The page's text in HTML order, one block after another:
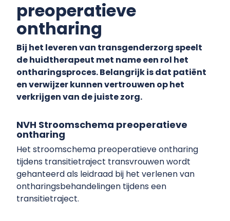
preoperatieve
ontharing
Bij het leveren van transgenderzorg speelt
de huidtherapeut met name een rol het
ontharingsproces. Belangrijk is dat patiënt
en verwijzer kunnen vertrouwen op het
verkrijgen van de juiste zorg.
NVH Stroomschema preoperatieve
ontharing
Het stroomschema preoperatieve ontharing
tijdens transitietraject transvrouwen wordt
gehanteerd als leidraad bij het verlenen van
ontharingsbehandelingen tijdens een
transitietraject.